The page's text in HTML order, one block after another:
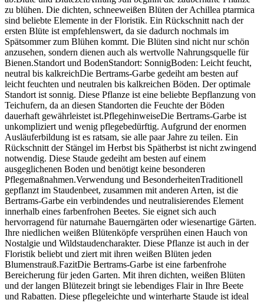
zu blühen. Die dichten, schneeweißen Blüten der Achillea ptarmica
sind beliebte Elemente in der Floristik. Ein Rückschnitt nach der
ersten Blüte ist empfehlenswert, da sie dadurch nochmals im
Spätsommer zum Blühen kommt. Die Blüten sind nicht nur schön
anzusehen, sondern dienen auch als wertvolle Nahrungsquelle für
Bienen.Standort und BodenStandort: SonnigBoden: Leicht feucht,
neutral bis kalkreichDie Bertrams-Garbe gedeiht am besten auf
leicht feuchten und neutralen bis kalkreichen Böden. Der optimale
Standort ist sonnig. Diese Pflanze ist eine beliebte Bepflanzung von
Teichufern, da an diesen Standorten die Feuchte der Böden
dauerhaft gewährleistet ist.PflegehinweiseDie Bertrams-Garbe ist
unkompliziert und wenig pflegebedürftig. Aufgrund der enormen
Ausläuferbildung ist es ratsam, sie alle paar Jahre zu teilen. Ein
Rückschnitt der Stängel im Herbst bis Spätherbst ist nicht zwingend
notwendig. Diese Staude gedeiht am besten auf einem
ausgeglichenen Boden und benötigt keine besonderen
Pflegemaßnahmen.Verwendung und BesonderheitenTraditionell
gepflanzt im Staudenbeet, zusammen mit anderen Arten, ist die
Bertrams-Garbe ein verbindendes und neutralisierendes Element
innerhalb eines farbenfrohen Beetes. Sie eignet sich auch
hervorragend für naturnahe Bauerngärten oder wiesenartige Gärten.
Ihre niedlichen weißen Blütenköpfe versprühen einen Hauch von
Nostalgie und Wildstaudencharakter. Diese Pflanze ist auch in der
Floristik beliebt und ziert mit ihren weißen Blüten jeden
Blumenstrauß.FazitDie Bertrams-Garbe ist eine farbenfrohe
Bereicherung für jeden Garten. Mit ihren dichten, weißen Blüten
und der langen Blütezeit bringt sie lebendiges Flair in Ihre Beete
und Rabatten. Diese pflegeleichte und winterharte Staude ist ideal